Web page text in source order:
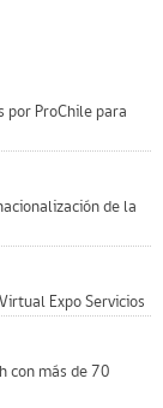
por ProChile para
de la
Expo Servicios
con más de 70